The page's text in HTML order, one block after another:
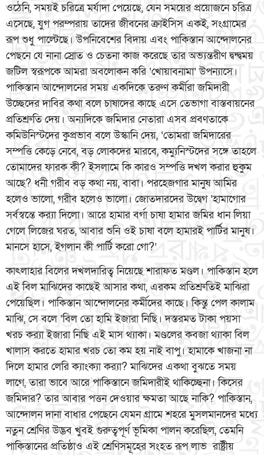
ওঠেনি, সময়ই চরিত্রে মর্যাদা পেয়েছে, যেন সময়ের প্রয়োজনে চরিত্র
এসেছে, যুগ পরম্পরায় তাদের জীবনের ক্রাইসিস একই, সংগ্রামের
রূপ শুধু পাল্টেছে। উপনিবেশের বিদায় এবং পাকিস্তান আন্দোলনের
পেছনে যে নানা স্রোত ও চেতনা কাজ করেছে তার অভ্যন্তরীণ দ্বন্দ্বময়
জটিল স্বরূপকে আমরা অবলোকন করি ‘খোয়াবনামা’ উপন্যাসে।
পাকিস্তান আন্দোলনের সময় একদিকে তরুণ কর্মীরা জমিদারী
উচ্ছেদের দাবির কথা বলে চাষাদের কাছে এসে তেভাগা বাস্তবায়নের
প্রতিশ্রুতি দেয়। অন্যদিকে জমিদার নেতারা এসব প্রবণতাকে
কমিউনিস্টদের কুপ্রভাব বলে উস্কানি দেয়, ‘তোমরা জমিদারের
সম্পত্তি কেড়ে নেবে, বড় লোকদের মারবে, কম্যুনিস্টদের সঙ্গে তাহলে
তোমাদের ফারক কী? ইসলামে কি কারও সম্পত্তি দখল করার হুকুম
আছে? ধনী গরীব বড় কথা নয়, বাবা। পরহেজগার মানুষ আমির
হলেও ভালো, গরীব হলেও ভালো। জোতদারদের উদ্বেগ ‘হামাগোর
সর্বস্বন্তে কর‌্যা দিলো। আরে হামার বর্গা চাষা হামার জমির ধান লিয়া
গেলে লিজের ঘরত, আবার শুনি ওই চাষা বলে হামারই পার্টির মানুষ।
মানসে হাসে, ইগলান কী পার্টি করো গো?’
কাৎলাহার বিলের দখলদারিত্ব নিয়েছে শারাফত মণ্ডল। পাকিস্তান হলে
এই বিল মাঝিদের কাছেই আসার কথা, এরকম প্রতিশ্রুতিই মাঝিরা
পেয়েছিল। পাকিস্তান আন্দোলনের কর্মীদের কাছে। কিন্তু পেল কালাম
মাঝি, সে বলে ‘বিল তো হামি ইজারা নিছি। দস্তরমত টাকা পয়সা
খরচ কর‌্যা ইজারা নিছি এই মাস থ্যাকা। মণ্ডলের কবজা থ্যাকা বিল
খালাস করতে হামার খরচ তো কম হয় নাই বাপু। হামাকে খাজনা না
দিলে হামার লেরি ক্যাংক্যা কর‌্যা? মাঝিদের একথা বুঝতে সময়
লাগে, তারা ভাবে আরে পাকিস্তানে জমিদারীই থাকিচ্ছেনা। কিসের
জমিদার? তার আবার পত্তন দেওয়ার ক্ষমতা আছে নাকি? পাকিস্তান,
আন্দোলন দানা বাধার পেছেনে যেমন গ্রামে শহরে মুসলমানদের মধ্যে
নতুন শ্রেণির উদ্ভব খুবই গুরুত্বপূর্ণ ভূমিকা পালন করেছিল, তেমনি
পাকিস্তানের প্রতিষ্ঠাও এই শ্রেণিসমূহের সংহত রূপ লাভ রাষ্ট্রীয়